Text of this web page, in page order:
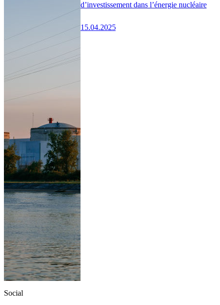
d’investissement dans l’énergie nucléaire
15.04.2025
Social